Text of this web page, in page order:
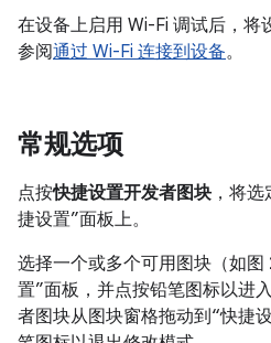
在设备上启用 Wi-Fi 调试后，将
参阅通过 Wi-Fi 连接到设备。
常规选项
点按快捷设置开发者图块 ，将
捷设置”面板上。
选择一个或多个可用图块（如
置”面板，并点按铅笔图标以进
者图块从图块窗格拖动到“快捷